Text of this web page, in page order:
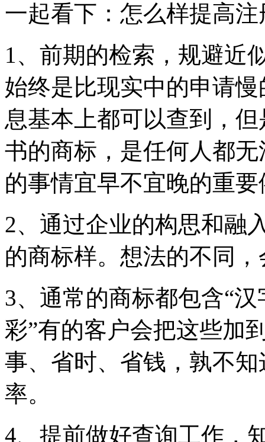
一起看下：怎么样提高
1、前期的检索，规避近
始终是比现实中的申请
息基本上都可以查到，
书的商标，是任何人都
的事情宜早不宜晚的重要
2、通过企业的构思和融
的商标样。想法的不同
3、通常的商标都包含“
彩”有的客户会把这些加
事、省时、省钱，孰不
率。
4、提前做好查询工作，